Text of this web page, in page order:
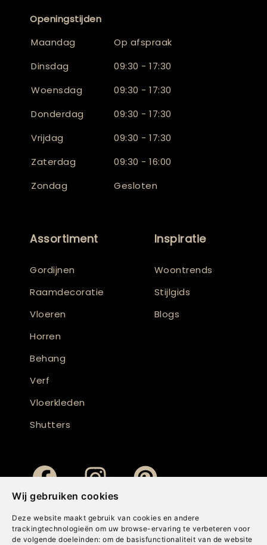
Wij gebruiken cookies
Deze website maakt gebruik van cookies en andere
trackingtechnologieën om uw browse-ervaring te verbeteren voor
de volgende doeleinden: om de basisfunctionaliteit van de website
Openingstijden
Maandag
Op afspraak
Dinsdag
09:30 - 17:30
Woensdag
09:30 - 17:30
Donderdag
09:30 - 17:30
Vrijdag
09:30 - 17:30
Zaterdag
09:30 - 16:00
Zondag
Gesloten
Assortiment
Gordijnen
Raamdecoratie
Vloeren
Horren
Behang
Verf
Vloerkleden
Shutters
Inspiratie
Woontrends
Stijlgids
Blogs